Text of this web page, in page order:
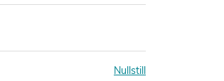
Nullstill